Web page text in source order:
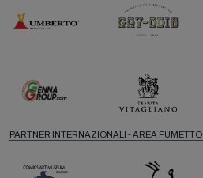
PARTNER INTERNAZIONALI - AREA FUMETTO